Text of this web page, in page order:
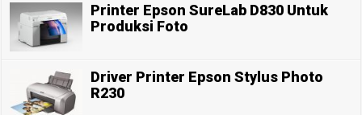
Printer Epson SureLab D830 Untuk
Produksi Foto
Driver Printer Epson Stylus Photo
R230